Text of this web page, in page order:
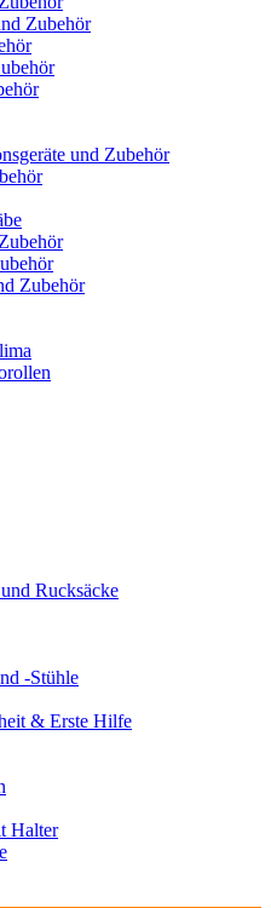
Zubehör
und Zubehör
Zubehör
Rucksäcke
-Stühle
& Erste Hilfe
Halter